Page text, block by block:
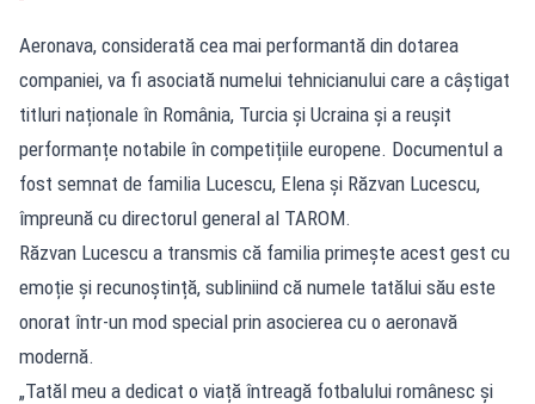
Aeronava, considerată cea mai performantă din dotarea
companiei, va fi asociată numelui tehnicianului care a câștigat
titluri naționale în România, Turcia și Ucraina și a reușit
performanțe notabile în competițiile europene. Documentul a
fost semnat de familia Lucescu, Elena și Răzvan Lucescu,
împreună cu directorul general al TAROM.
Răzvan Lucescu a transmis că familia primește acest gest cu
emoție și recunoștință, subliniind că numele tatălui său este
onorat într-un mod special prin asocierea cu o aeronavă
modernă.
„Tatăl meu a dedicat o viață întreagă fotbalului românesc și